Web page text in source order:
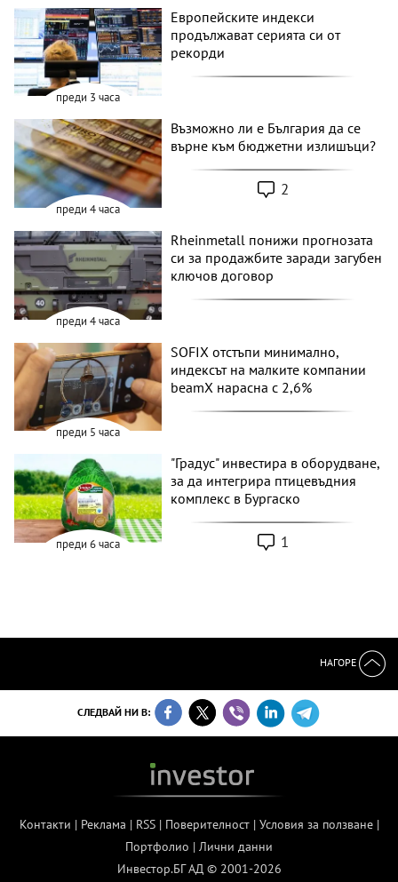
преди 3 часа
Европейските индекси
продължават серията си от
рекорди
преди 4 часа
Възможно ли е България да се
върне към бюджетни излишъци?
2
преди 4 часа
Rheinmetall понижи прогнозата
си за продажбите заради загубен
ключов договор
преди 5 часа
SOFIX отстъпи минимално,
индексът на малките компании
beamX нарасна с 2,6%
преди 6 часа
"Градус" инвестира в оборудване,
за да интегрира птицевъдния
комплекс в Бургаско
1
НАГОРЕ
СЛЕДВАЙ НИ В:
Контакти | Реклама | RSS| Поверителност| Условия за ползване|
Портфолио | Лични данни
Инвестор.БГ АД © 2001-2026